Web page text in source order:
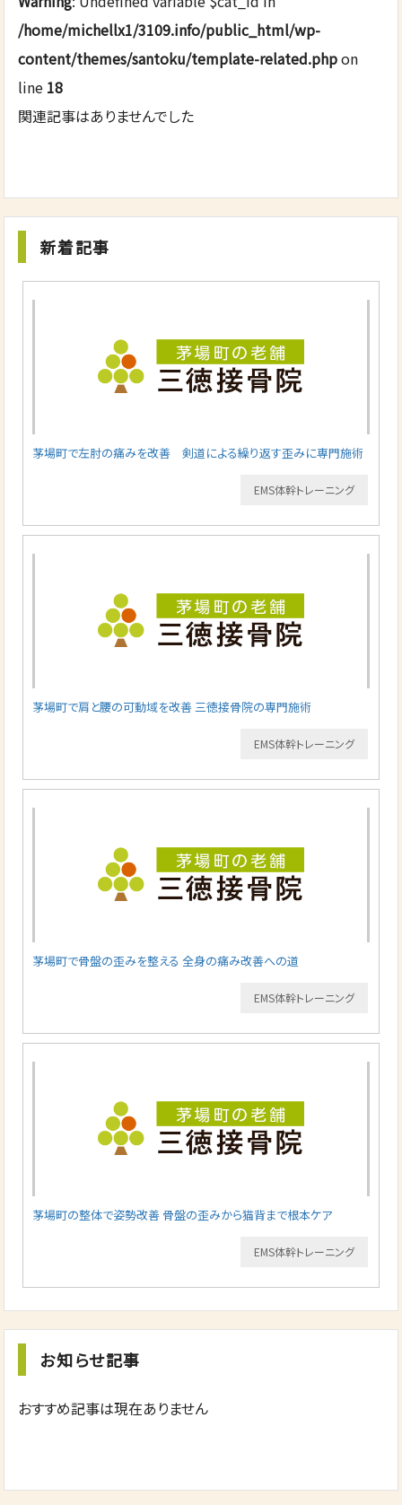
/home/michellx1/3109.info/public_html/wp-
content/themes/santoku/template-related.phpon
line 18
関連記事はありませんでした
新着記事
茅場町で左肘の痛みを改善 剣道による繰り返す歪みに専門施術
EMS体幹トレーニング
茅場町で肩と腰の可動域を改善 三徳接骨院の専門施術
EMS体幹トレーニング
茅場町で骨盤の歪みを整える 全身の痛み改善への道
EMS体幹トレーニング
茅場町の整体で姿勢改善 骨盤の歪みから猫背まで根本ケア
EMS体幹トレーニング
お知らせ記事
おすすめ記事は現在ありません